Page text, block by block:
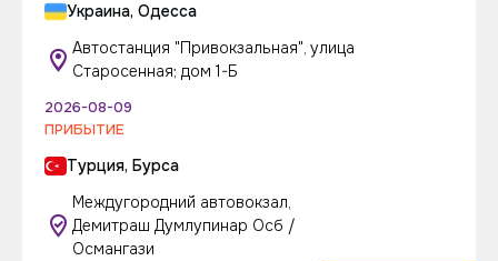
Украина, Одесса
Автостанция "Привокзальная", улица
Старосенная; дом 1-Б
2026-08-09
ПРИБЫТИЕ
Турция, Бурса
Междугородний автовокзал,
Демитраш Думлупинар Осб /
Османгази